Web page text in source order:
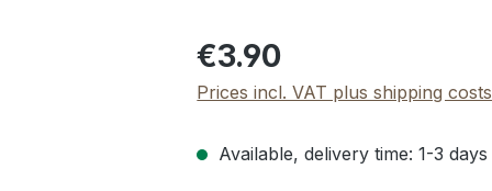
Regular price:
€3.90
Prices incl. VAT plus shipping costs
Available, delivery time: 1-3 days